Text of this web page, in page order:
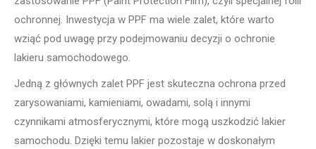
ochronnej. Inwestycja w PPF ma wiele zalet, które warto
wziąć pod uwagę przy podejmowaniu decyzji o ochronie
lakieru samochodowego.
Jedną z głównych zalet PPF jest skuteczna ochrona przed
zarysowaniami, kamieniami, owadami, solą i innymi
czynnikami atmosferycznymi, które mogą uszkodzić lakier
samochodu. Dzięki temu lakier pozostaje w doskonałym